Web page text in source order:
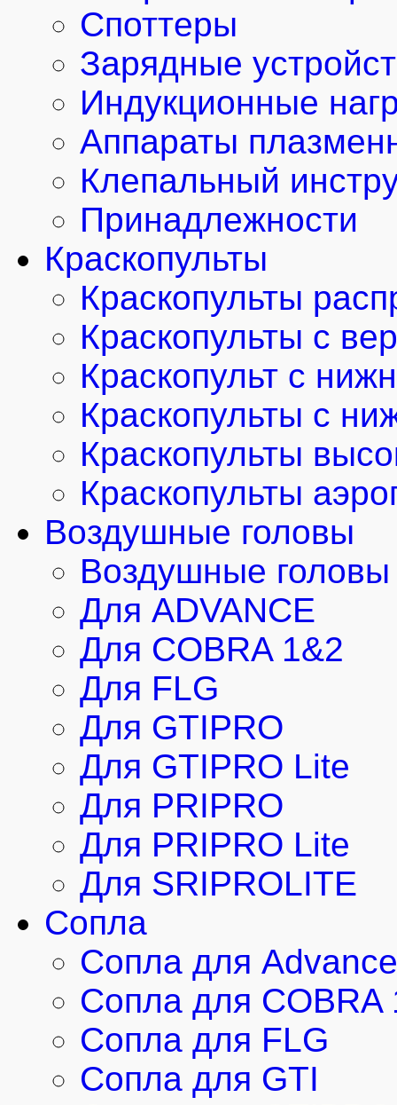
Споттеры
Зарядные
Индукционные
Аппараты
Клепальный
Принадлежности
Краскопульты
Краскопульты
Краскопульты с
Краскопульт с
Краскопульты с
Краскопульты
Краскопульты
Воздушные головы
Воздушные
Для ADVANCE
Для COBRA 1&2
Для FLG
Для GTIPRO
Для GTIPRO Lite
Для PRIPRO
Для PRIPRO Lite
Для SRIPROLITE
Сопла
Сопла для Advance
Сопла для COBRA
Сопла для FLG
Сопла для GTI